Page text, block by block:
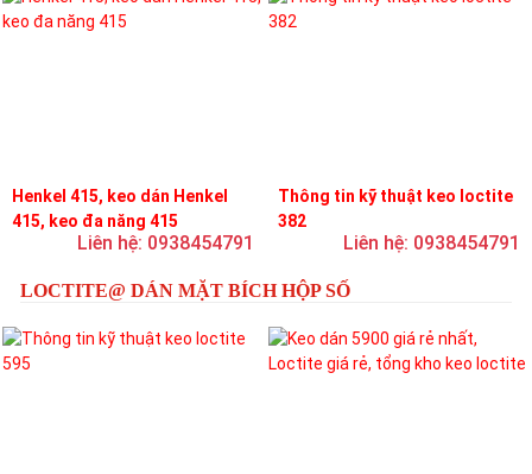
Henkel 415, keo dán Henkel
415, keo đa năng 415
Liên hệ: 0938454791
Thông tin kỹ thuật keo loctite
382
Liên hệ: 0938454791
LOCTITE@ DÁN MẶT BÍCH HỘP SỐ